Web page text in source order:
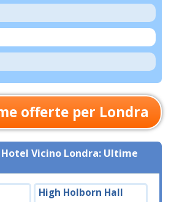
offerte per Londra
Vicino Londra: Ultime
High Holborn Hall